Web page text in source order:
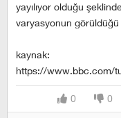
yayılıyor olduğu
varyasyonun görüldüğü
kaynak:
https://www.bbc.com/
0 0